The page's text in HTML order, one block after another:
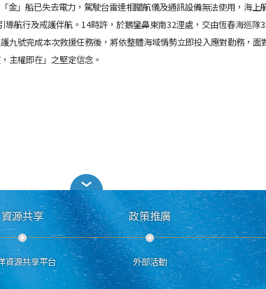
」船已失去電力，駕駛台雷達相關航儀及通訊設備無法使用，海
航行及戒護伴航。14時許，於鵝鑾鼻東南32浬處，交由恆春海巡隊
號完成本次救援任務後，將依整體海域情勢立即投入應對勤務，
主權即在」之堅定信念。
資源共享
資源共享平台
政策推廣
外部活動